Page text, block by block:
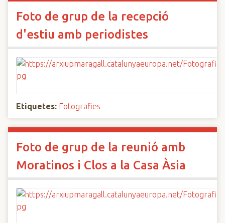
Foto de grup de la recepció
d'estiu amb periodistes
Etiquetes: Fotografies
Foto de grup de la reunió amb
Moratinos i Clos a la Casa Àsia